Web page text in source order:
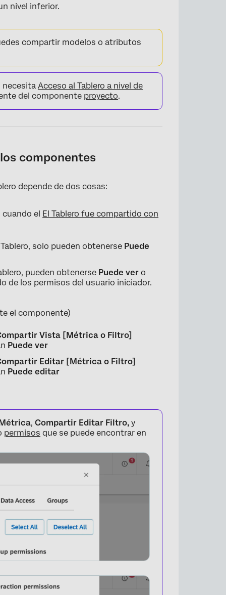
nivel inferior.
compartir modelos o atributos
necesitaAcceso al Tablero a nivel de
del componente proyecto.
componentes
depende de dos cosas:
el El Tablero fue compartido con
solo pueden obtenerse Puede
pueden obtenerse Puede ver o
de los permisos del usuario iniciador.
el componente)
Vista [Métrica o Filtro]
Puede ver
Editar [Métrica o Filtro]
Puede editar
,Compartir Editar Filtro, y
permisos que se puede encontrar en